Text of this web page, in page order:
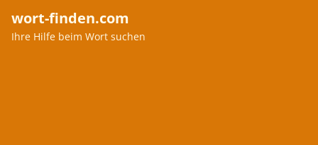
wort-finden.com
Ihre Hilfe beim Wort suchen